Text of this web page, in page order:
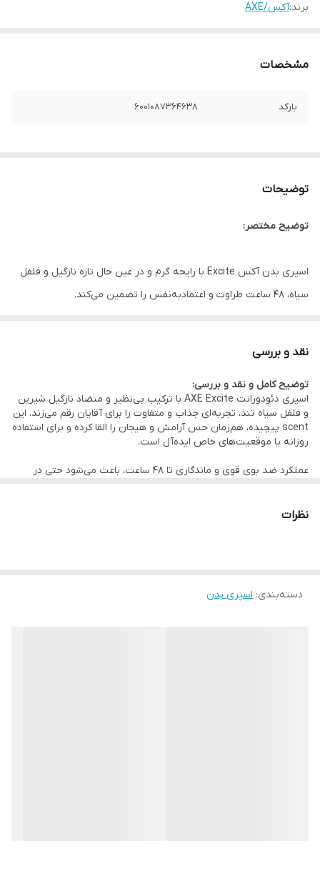
برند:آکس/AXE
مشخصات
بارکد 6001087364638
توضیحات
توضیح مختصر:
اسپری بدن آکس Excite با رایحه گرم و در عین حال تازه نارگیل و فلفل
سیاه، ۴۸ ساعت طراوت و اعتمادبه‌نفس را تضمین می‌کند.
نقد و بررسی
توضیح کامل و نقد و بررسی:
اسپری دئودورانت AXE Excite با ترکیب بی‌نظیر و متضاد نارگیل شیرین
و فلفل سیاه تند، تجربه‌ای جذاب و متفاوت را برای آقایان رقم می‌زند. این
scent پیچیده، هم‌زمان حس آرامش و هیجان را القا کرده و برای استفاده
روزانه یا موقعیت‌های خاص ایده‌آل است.
عملکرد ضد بوی قوی و ماندگاری تا ۴۸ ساعت، باعث می‌شود حتی در
محصول بخشیده است.
نظرات
دسته‌بندی: اسپری بدن